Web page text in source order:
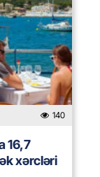
140
16,7
xərcləri